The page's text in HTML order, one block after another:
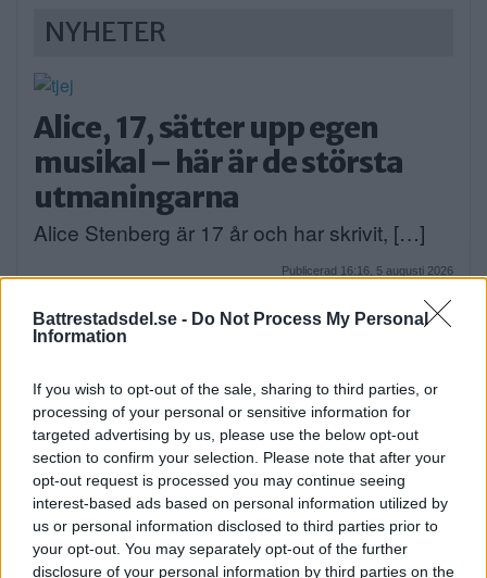
Battrestadsdel.se - Do Not Process My Personal
Information
If you wish to opt-out of the sale, sharing to third parties, or
processing of your personal or sensitive information for
targeted advertising by us, please use the below opt-out
section to confirm your selection. Please note that after your
opt-out request is processed you may continue seeing
interest-based ads based on personal information utilized by
us or personal information disclosed to third parties prior to
your opt-out. You may separately opt-out of the further
disclosure of your personal information by third parties on the
NYHETER
Alice, 17, sätter upp egen
musikal – här är de största
utmaningarna
Alice Stenberg är 17 år och har skrivit, […]
Publicerad 16:16, 5 augusti 2026
Bilist körde på vuxen och barn
på cykel
På måndagskvällen blev två personer som
färdades på […]
Publicerad 08:58, 4 augusti 2026